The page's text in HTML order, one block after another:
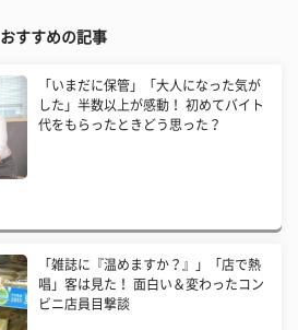
おすすめの記事
「いまだに保管」「大人になった気が
した」半数以上が感動！ 初めてバイト
代をもらったときどう思った？
「雑誌に『温めますか？』」「店で熱
唱」客は見た！ 面白い＆変わったコン
ビニ店員目撃談